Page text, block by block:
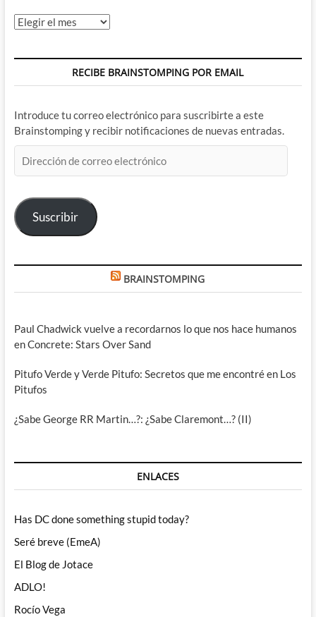
Archivos
RECIBE BRAINSTOMPING POR EMAIL
Introduce tu correo electrónico para suscribirte a este
Brainstomping y recibir notificaciones de nuevas entradas.
de
electrónico
Suscribir
BRAINSTOMPING
Paul Chadwick vuelve a recordarnos lo que nos hace humanos
en Concrete: Stars Over Sand
Pitufo Verde y Verde Pitufo: Secretos que me encontré en Los
Pitufos
¿Sabe George RR Martin…?: ¿Sabe Claremont…? (II)
ENLACES
Has DC done something stupid today?
Seré breve (EmeA)
El Blog de Jotace
ADLO!
Rocío Vega